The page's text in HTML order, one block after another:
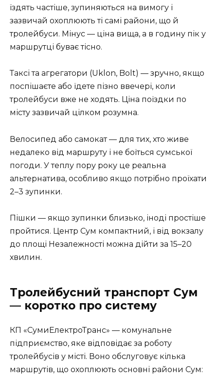
їздять частіше, зупиняються на вимогу і
зазвичай охоплюють ті самі райони, що й
тролейбуси. Мінус — ціна вища, а в годину пік у
маршрутці буває тісно.
Таксі та агрегатори (Uklon, Bolt) — зручно, якщо
поспішаєте або їдете пізно ввечері, коли
тролейбуси вже не ходять. Ціна поїздки по
місту зазвичай цілком розумна.
Велосипед або самокат — для тих, хто живе
недалеко від маршруту і не боїться сумської
погоди. У теплу пору року це реальна
альтернатива, особливо якщо потрібно проїхати
2–3 зупинки.
Пішки — якщо зупинки близько, іноді простіше
пройтися. Центр Сум компактний, і від вокзалу
до площі Незалежності можна дійти за 15–20
хвилин.
Тролейбусний транспорт Сум
— коротко про систему
КП «СумиЕлектроТранс» — комунальне
підприємство, яке відповідає за роботу
тролейбусів у місті. Воно обслуговує кілька
маршрутів, що охоплюють основні райони Сум: